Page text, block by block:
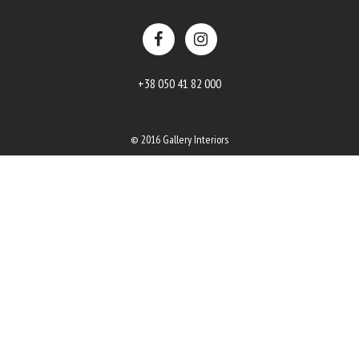
+38 050 41 82 000
© 2016 Gallery Interiors